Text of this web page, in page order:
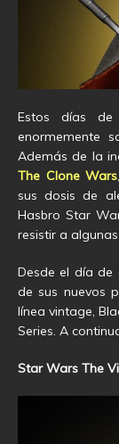
Estos días de
enormemente
Además de la
The Clone Wars
sus dosis de
Hasbro Star
resistir a
Desde el día de
de sus nuevos
línea vintage,
Series. A
Star Wars The